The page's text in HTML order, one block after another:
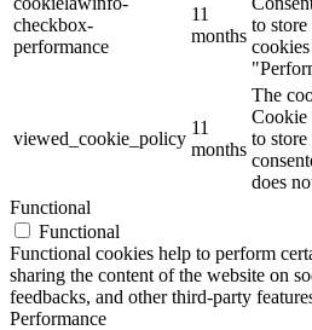
checkbox-
performance
11
months
to store
viewed_cookie_policy
11
months
The
Cookie
to
does
Functional
Functional
Functional cookies help to perform
sharing the content of the website on
feedbacks, and other third-party
Performance